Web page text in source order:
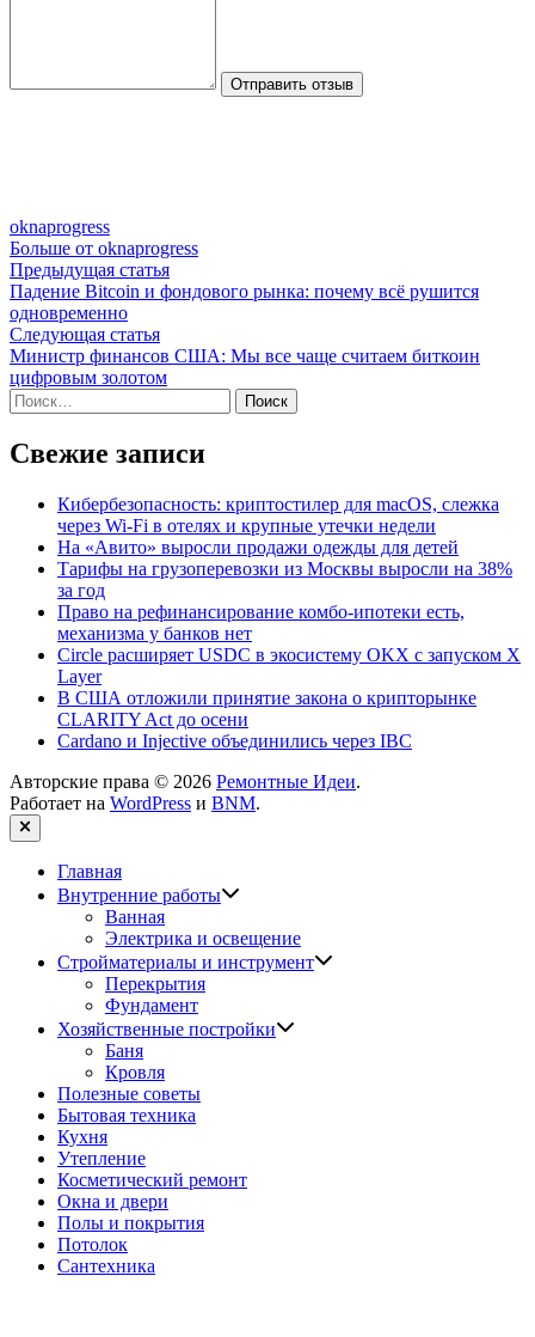
Отправить отзыв
oknaprogress
Больше от oknaprogress
Навигация
по
записям
Предыдущая статьяПредыдущая
статья:
Падение Bitcoin и фондового рынка: почему всё рушится
одновременно
Следующая статьяСледующая
статья:
Министр финансов США: Мы все чаще считаем биткоин
цифровым золотом
Найти:
Свежие записи
Кибербезопасность: криптостилер для macOS, слежка
через Wi-Fi в отелях и крупные утечки недели
На «Авито» выросли продажи одежды для детей
Тарифы на грузоперевозки из Москвы выросли на 38%
за год
Право на рефинансирование комбо-ипотеки есть,
механизма у банков нет
Circle расширяет USDC в экосистему OKX с запуском X
Layer
В США отложили принятие закона о крипторынке
CLARITY Act до осени
Cardano и Injective объединились через IBC
Авторские права © 2026 Ремонтные Идеи.
Работает на WordPress и BNM.
Закрыть
Главная
Внутренние работы
Ванная
Электрика и освещение
Стройматериалы и инструмент
Перекрытия
Фундамент
Хозяйственные постройки
Баня
Кровля
Полезные советы
Бытовая техника
Кухня
Утепление
Косметический ремонт
Окна и двери
Полы и покрытия
Потолок
Сантехника